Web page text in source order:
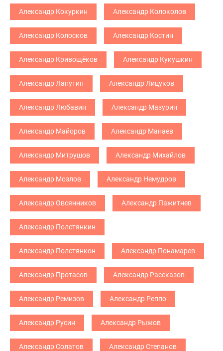
Александр Кокуркин Александр Колоколов
Александр Колосков Александр Костин
Александр Кривощёков Александр Кукушкин
Александр Лапутин Александр Лицуков
Александр Любавин Александр Мазурин
Александр Майоров Александр Манаев
Александр Митрушов Александр Михайлов
Александр Мозлов Александр Немудров
Александр Овсянников Александр Пажитнев
Александр Полстянкин
Александр Полстянкон Александр Понамарев
Александр Протасов Александр Рассказов
Александр Ремизов Александр Реппо
Александр Русин Александр Рыжов
Александр Солатов Александр Степанов